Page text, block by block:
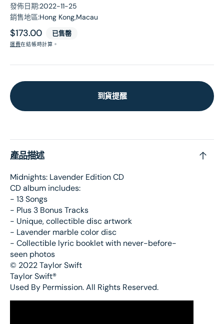
發佈日期:2022-11-25
銷售地區:Hong Kong,Macau
原
價
$173.00 已售罄
運費在結帳時計算。
到貨提醒
產品描述
Midnights: Lavender Edition CD
CD album includes:
- 13 Songs
- Plus 3 Bonus Tracks
- Unique, collectible disc artwork
- Lavender marble color disc
- Collectible lyric booklet with never-before-
seen photos
©️ 2022 Taylor Swift
Taylor Swift®️
Used By Permission. All Rights Reserved.